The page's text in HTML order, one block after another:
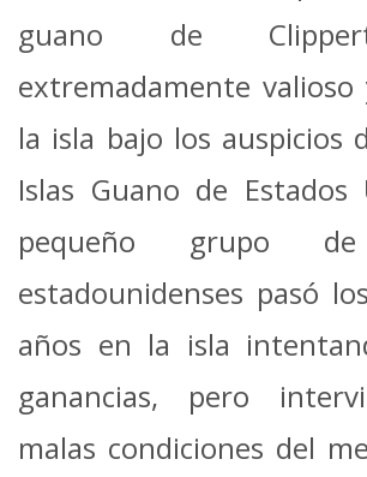
guano de
extremadamente valioso
la isla bajo los auspicios
Islas Guano de Estados
pequeño grupo
estadounidenses pasó
años en la isla
ganancias, pero
malas condiciones del